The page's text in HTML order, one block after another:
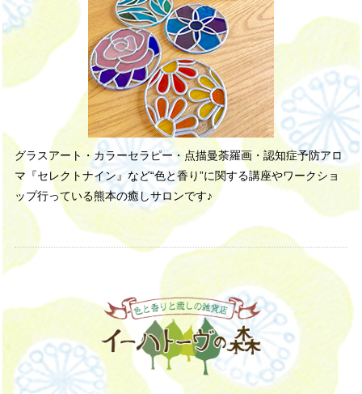
グラスアート・カラーセラピー・点描曼荼羅画・認知症予防アロ
マ『セレクトナイン』など“色と香り”に関する講座やワークショ
ップ行っている熊本の癒しサロンです♪